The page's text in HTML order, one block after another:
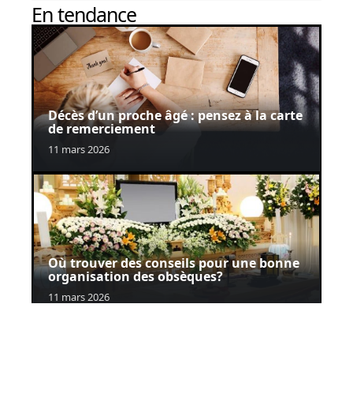
En tendance
Décès d’un proche âgé : pensez à la carte
de remerciement
11 mars 2026
Où trouver des conseils pour une bonne
organisation des obsèques?
11 mars 2026